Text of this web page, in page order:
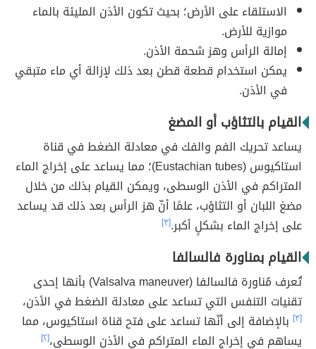
الاستلقاء على الأرض؛ بحيث تكون الأذن المليئة بالماء
موازية للأرض.
إمالة الرأس وهز شحمة الأذن.
يمكن استخدام قطعة قطن بعد ذلك لإزالة أي ماء متبقي
في الأذن.
القيام بالتثاؤب أو المضغ
يساعد تحريك الفم والفك في معادلة الضغط في قناة
استاكيوس (Eustachian tubes)؛ مما يساعد على إخراج الماء
المتراكم في الأذن الوسطى، ويمكن القيام بذلك من خلال
مضغ اللبان أو التثاؤب، علمًا أنّ هز الرأس بعد ذلك قد يساعد
على إخراج الماء بشكلٍ أكبر.[٣]
القيام بمناورة فالسالفا
تُعرف مُناورة فالسالفا (Valsalva maneuver) بأنها إحدى
تقنيات التنفس التي تساعد على معادلة الضغط في الأذن،
[٣]
بالإضافة إلى أنّها تساعد على فتح قناة استاكيوس، مما
يساهم في إخراج الماء المتراكم في الأذن الوسطى،[٢]